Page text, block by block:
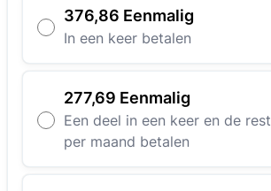
376,86 Eenmalig
In een keer betalen
277,69 Eenmalig
Een deel in een keer en de rest
per maand betalen